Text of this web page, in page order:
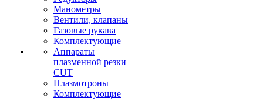
Манометры
Вентили, клапаны
Газовые рукава
Комплектующие
Аппараты
плазменной резки
CUT
Плазмотроны
Комплектующие